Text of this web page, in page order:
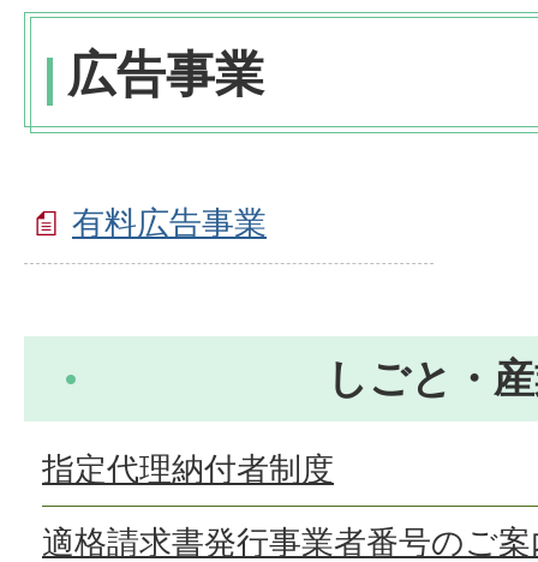
広告事業
有料広告事業
しごと・
指定代理納付者制度
適格請求書発行事業者番号のご